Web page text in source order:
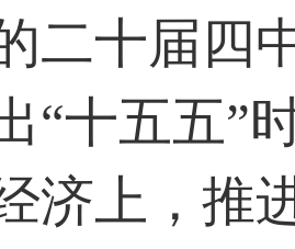
十届四中
“十五五”
济上，推